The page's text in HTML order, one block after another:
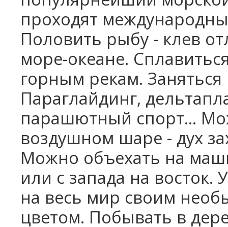
проходят
Половить рыбу - клев
море-океане.
горным рекам.
Параглайдинг,
парашютный спорт...
воздушном шаре - дух
Можно объехать на
или с запада на восток.
на весь мир своим
цветом. Побывать в